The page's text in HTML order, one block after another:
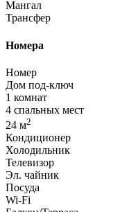
Мангал
Трансфер
Номера
Номер
Дом под-ключ
1 комнат
4 спальных мест
24 м2
Кондиционер
Холодильник
Телевизор
Эл. чайник
Посуда
Wi-Fi